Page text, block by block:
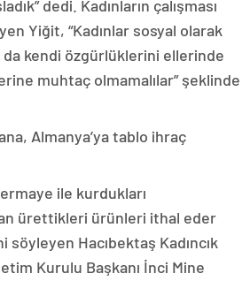
dedi. Kadınların çalışması
Yiğit, “Kadınlar sosyal olarak
kendi özgürlüklerini ellerinde
muhtaç olmamalılar” şeklinde
Almanya’ya tablo ihraç
ile kurdukları
ürettikleri ürünleri ithal eder
Hacıbektaş Kadıncık
Kurulu Başkanı İnci Mine